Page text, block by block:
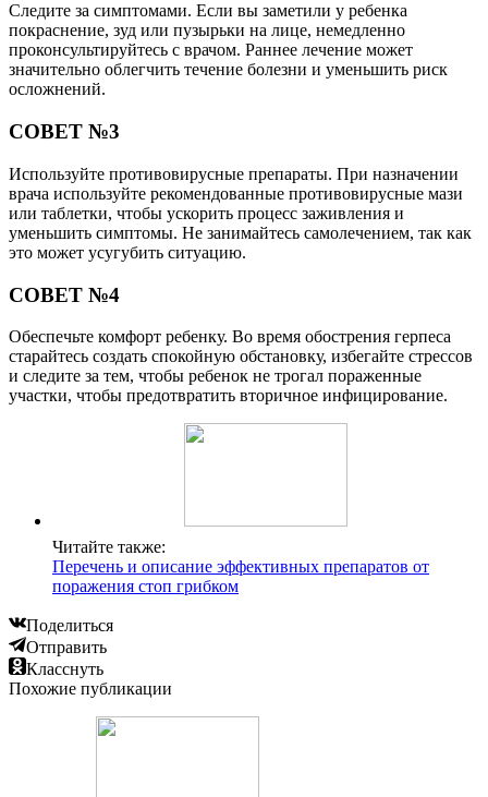
Следите за симптомами. Если вы заметили у ребенка
покраснение, зуд или пузырьки на лице, немедленно
проконсультируйтесь с врачом. Раннее лечение может
значительно облегчить течение болезни и уменьшить риск
осложнений.
СОВЕТ №3
Используйте противовирусные препараты. При назначении
врача используйте рекомендованные противовирусные мази
или таблетки, чтобы ускорить процесс заживления и
уменьшить симптомы. Не занимайтесь самолечением, так как
это может усугубить ситуацию.
СОВЕТ №4
Обеспечьте комфорт ребенку. Во время обострения герпеса
старайтесь создать спокойную обстановку, избегайте стрессов
и следите за тем, чтобы ребенок не трогал пораженные
участки, чтобы предотвратить вторичное инфицирование.
Читайте также:
Перечень и описание эффективных препаратов от
поражения стоп грибком
Поделиться
Отправить
Класснуть
Похожие публикации